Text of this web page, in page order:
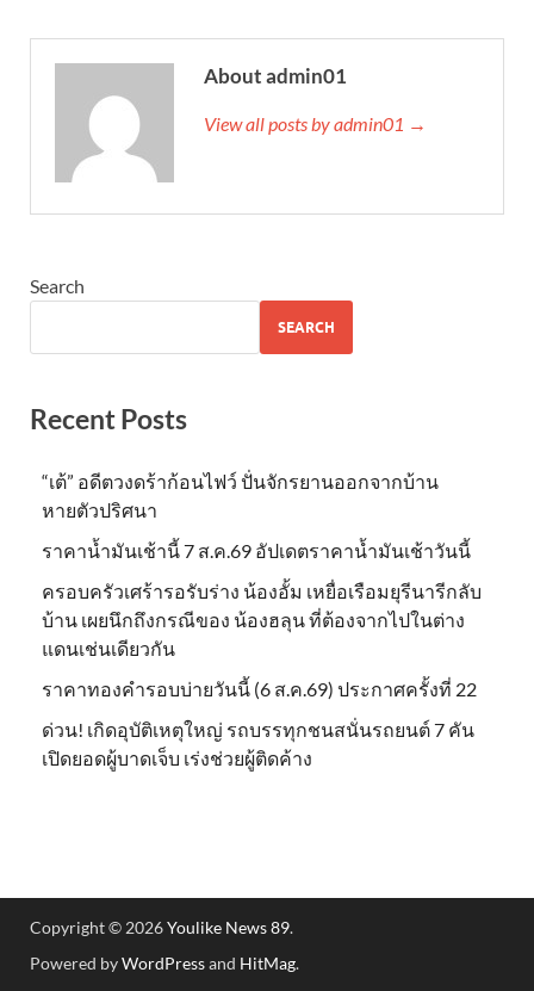
About admin01
View all posts by admin01 →
Search
SEARCH
Recent Posts
“เต้” อดีตวงดร้าก้อนไฟว์ ปั่นจักรยานออกจากบ้าน
หายตัวปริศนา
ราคาน้ำมันเช้านี้ 7 ส.ค.69 อัปเดตราคาน้ำมันเช้าวันนี้
ครอบครัวเศร้ารอรับร่าง น้องอั้ม เหยื่อเรือมยุรีนารีกลับ
บ้าน เผยนึกถึงกรณีของ น้องฮลุน ที่ต้องจากไปในต่าง
แดนเช่นเดียวกัน
ราคาทองคำรอบบ่ายวันนี้ (6 ส.ค.69) ประกาศครั้งที่ 22
ด่วน! เกิดอุบัติเหตุใหญ่ รถบรรทุกชนสนั่นรถยนต์ 7 คัน
เปิดยอดผู้บาดเจ็บ เร่งช่วยผู้ติดค้าง
Copyright © 2026Youlike News 89.
Powered byWordPressand HitMag.